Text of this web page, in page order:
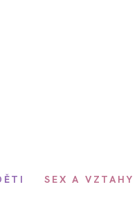
SEX A VZTAHY